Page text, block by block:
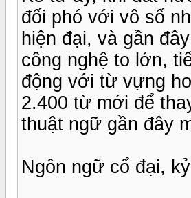
đối phó với vô số
hiện đại, và gần
công nghệ to lớn,
động với từ vựng
2.400 từ mới để
thuật ngữ gần đây
Ngôn ngữ cổ đại,